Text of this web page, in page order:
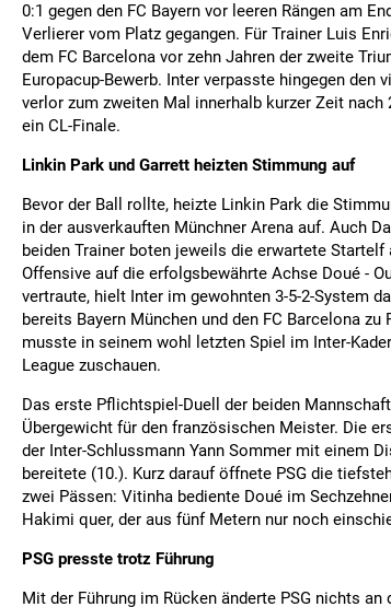
0:1 gegen den FC Bayern vor leeren Rängen am
Verlierer vom Platz gegangen. Für Trainer Luis
dem FC Barcelona vor zehn Jahren der zweite
Europacup-Bewerb. Inter verpasste hingegen den
verlor zum zweiten Mal innerhalb kurzer Zeit nach
ein CL-Finale.
Linkin Park und Garrett heizten Stimmung auf
Bevor der Ball rollte, heizte Linkin Park die
in der ausverkauften Münchner Arena auf. Auch
beiden Trainer boten jeweils die erwartete Startelf
Offensive auf die erfolgsbewährte Achse Doué -
vertraute, hielt Inter im gewohnten 3-5-2-System
bereits Bayern München und den FC Barcelona
musste in seinem wohl letzten Spiel im Inter-
League zuschauen.
Das erste Pflichtspiel-Duell der beiden
Übergewicht für den französischen Meister. Die
der Inter-Schlussmann Yann Sommer mit einem
bereitete (10.). Kurz darauf öffnete PSG die
zwei Pässen: Vitinha bediente Doué im
Hakimi quer, der aus fünf Metern nur noch
PSG presste trotz Führung
Mit der Führung im Rücken änderte PSG nichts an